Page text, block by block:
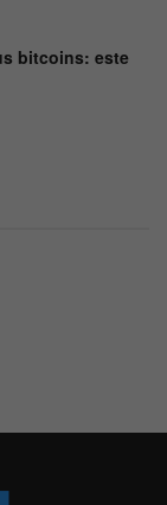
bitcoins: este